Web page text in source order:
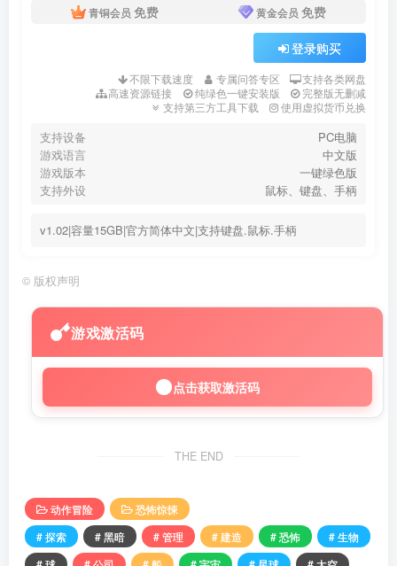
青铜会员 免费 黄金会员 免费
登录购买
不限下载速度 专属问答专区
支持各类网盘
高速资源链接
纯绿色一键安装版
完整版无删减
支持第三方工具下载
使用虚拟货币兑换
支持设备
PC电脑
游戏语言
中文版
游戏版本
一键绿色版
支持外设
鼠标、键盘、手柄
v1.02|容量15GB|官方简体中文|支持键盘.鼠标.手柄
© 版权声明
游戏激活码
点击获取激活码
THE END
动作冒险
恐怖惊悚
# 探索
# 黑暗 # 管理 # 建造 # 恐怖
# 生物